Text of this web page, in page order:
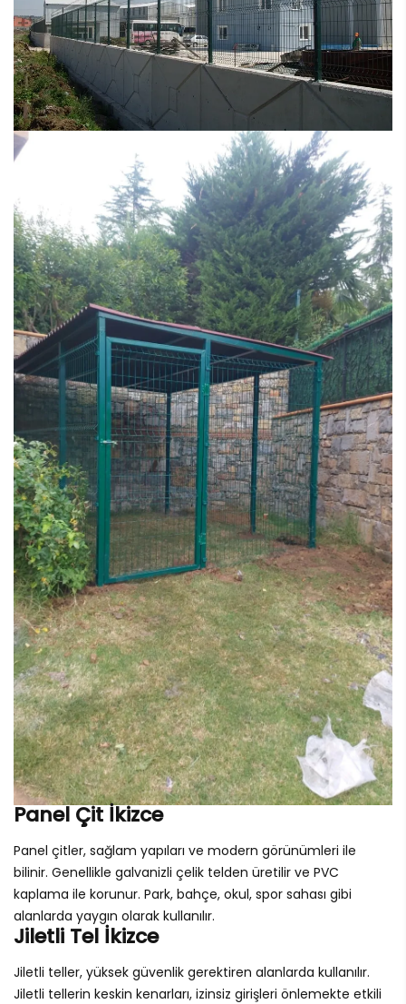
Panel Çit İkizce
Panel çitler, sağlam yapıları ve modern görünümleri ile
bilinir. Genellikle galvanizli çelik telden üretilir ve PVC
kaplama ile korunur. Park, bahçe, okul, spor sahası gibi
alanlarda yaygın olarak kullanılır.
Jiletli Tel İkizce
Jiletli teller, yüksek güvenlik gerektiren alanlarda kullanılır.
Jiletli tellerin keskin kenarları, izinsiz girişleri önlemekte etkili